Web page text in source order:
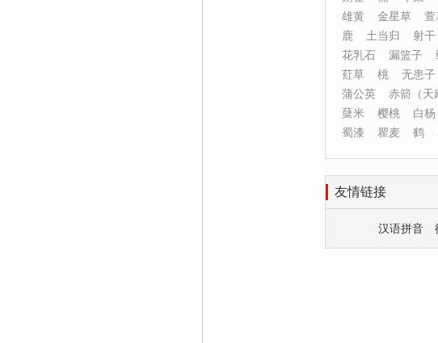
雄黄
金星草 萱
鹿
土当归 射干
花乳石
漏篮子
荭草
桃 无患子
蒲公英
赤箭（天
蘖米
樱桃 白杨
蜀漆
瞿麦 鹤
友情链接
汉语拼音